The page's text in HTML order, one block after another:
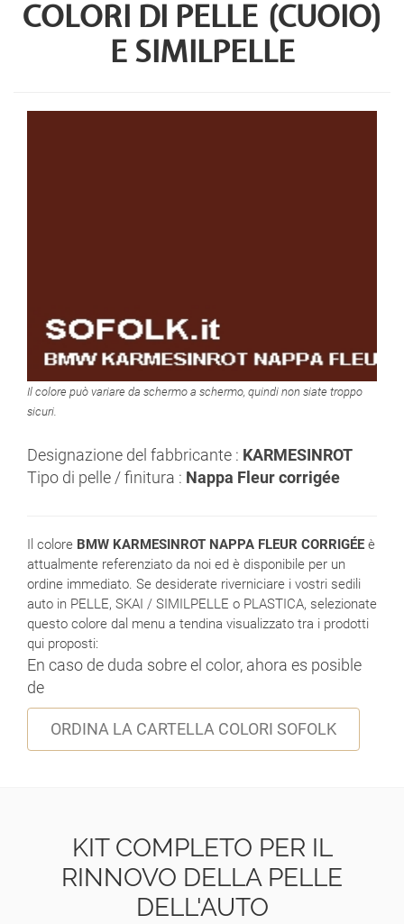
COLORI DI PELLE (CUOIO)
E SIMILPELLE
Il colore può variare da schermo a schermo, quindi non siate troppo
sicuri.
Designazione del fabbricante : KARMESINROT
Tipo di pelle / finitura : Nappa Fleur corrigée
Il colore BMW KARMESINROT NAPPA FLEUR CORRIGÉE è
attualmente referenziato da noi ed è disponibile per un
ordine immediato. Se desiderate riverniciare i vostri sedili
auto in PELLE, SKAI / SIMILPELLE o PLASTICA, selezionate
questo colore dal menu a tendina visualizzato tra i prodotti
qui proposti:
En caso de duda sobre el color, ahora es posible
de
ORDINA LA CARTELLA COLORI SOFOLK
KIT COMPLETO PER IL
RINNOVO DELLA PELLE
DELL'AUTO